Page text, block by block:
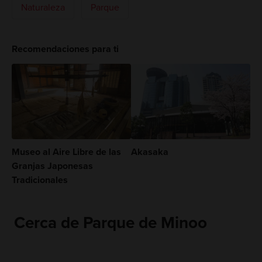
Naturaleza Parque
Recomendaciones para ti
Museo al Aire Libre de las
Granjas Japonesas
Tradicionales
Akasaka
Cerca de Parque de Minoo